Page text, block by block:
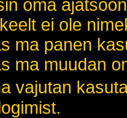
oma
ei ole
ma panen
ma muudan
vajutan